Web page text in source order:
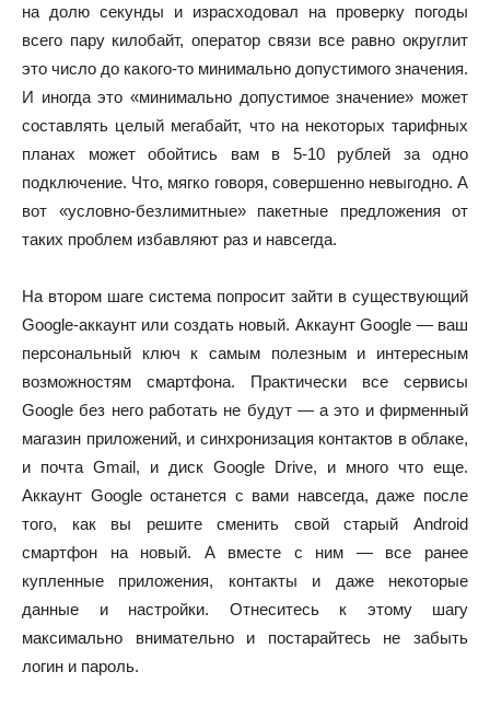
на долю секунды и израсходовал на проверку погоды
всего пару килобайт, оператор связи все равно округлит
это число до какого-то минимально допустимого значения.
И иногда это «минимально допустимое значение» может
составлять целый мегабайт, что на некоторых тарифных
планах может обойтись вам в 5-10 рублей за одно
подключение. Что, мягко говоря, совершенно невыгодно. А
вот «условно-безлимитные» пакетные предложения от
таких проблем избавляют раз и навсегда.
На втором шаге система попросит зайти в существующий
Google-аккаунт или создать новый. Аккаунт Google — ваш
персональный ключ к самым полезным и интересным
возможностям смартфона. Практически все сервисы
Google без него работать не будут — а это и фирменный
магазин приложений, и синхронизация контактов в облаке,
и почта Gmail, и диск Google Drive, и много что еще.
Аккаунт Google останется с вами навсегда, даже после
того, как вы решите сменить свой старый Android
смартфон на новый. А вместе с ним — все ранее
купленные приложения, контакты и даже некоторые
данные и настройки. Отнеситесь к этому шагу
максимально внимательно и постарайтесь не забыть
логин и пароль.